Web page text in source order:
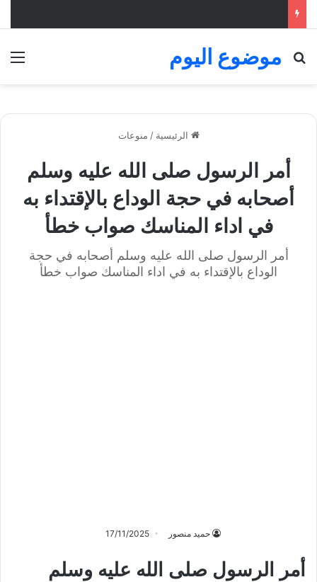
موضوع اليوم
بحث عن
الرئيسية / منوعات
أمر الرسول صلى الله عليه وسلم
أصحابه في حجة الوداع بالإقتداء به
في اداء المناسك صواب خطأ
أمر الرسول صلى الله عليه وسلم أصحابه في حجة
الوداع بالإقتداء به في اداء المناسك صواب خطأ
حميد منصور 17/11/2025
أمر الرسول صلى الله عليه وسلم